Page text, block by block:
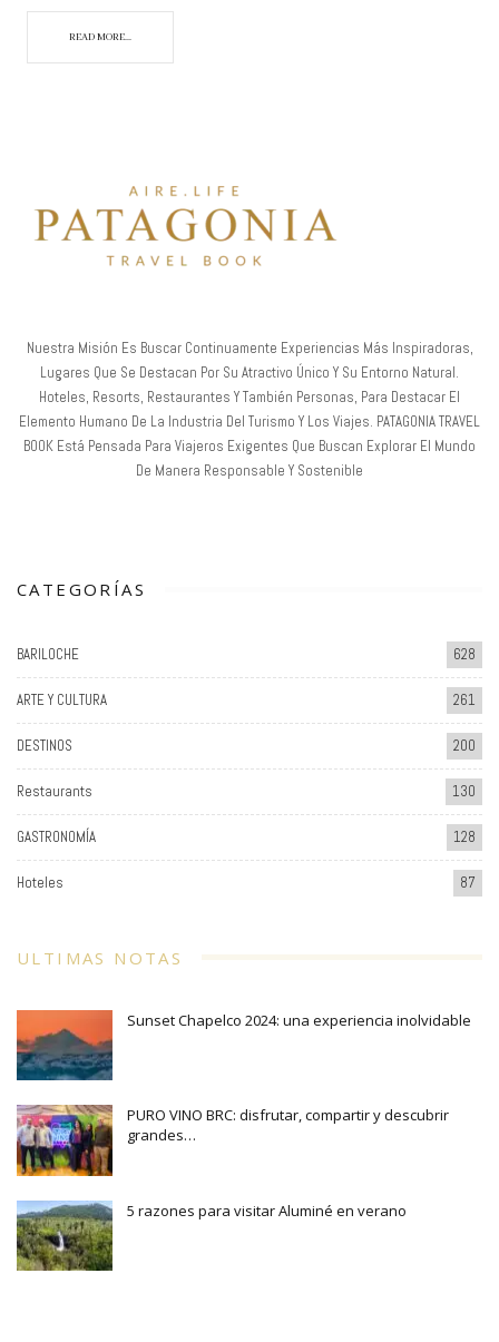
READ MORE...
Nuestra Misión Es Buscar Continuamente Experiencias Más Inspiradoras,
Lugares Que Se Destacan Por Su Atractivo Único Y Su Entorno Natural.
Hoteles, Resorts, Restaurantes Y También Personas, Para Destacar El
Elemento Humano De La Industria Del Turismo Y Los Viajes. PATAGONIA TRAVEL
BOOK Está Pensada Para Viajeros Exigentes Que Buscan Explorar El Mundo
De Manera Responsable Y Sostenible
CATEGORÍAS
BARILOCHE 628
ARTE Y CULTURA 261
DESTINOS 200
Restaurants 130
GASTRONOMÍA 128
Hoteles 87
ULTIMAS NOTAS
Sunset Chapelco 2024: una experiencia inolvidable
PURO VINO BRC: disfrutar, compartir y descubrir
grandes…
5 razones para visitar Aluminé en verano